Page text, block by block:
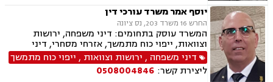
יוסף אמר משרד עורכי דין
החרש 16 משרד 203, נס ציונה
המשרד עוסק בתחומים: דיני משפחה, ירושות
וצוואות, ייפוי כוח מתמשך, אזרחי מסחרי, דיני
חברות, דיני חוזים, חוקתי מנהלי, חטיפת ילדים,
סכסוך בין בעלי מניות, תביעות חוב, תיאום הורי,
לשון הרע, בוררות וגישור.
דיני משפחה , ירושות וצוואות , ייפוי כוח מתמשך
ליצירת קשר: 0508004846